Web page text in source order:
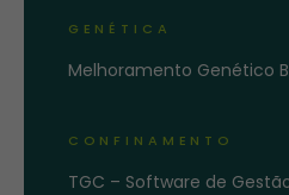
GENÉTICA
Melhoramento Genético
CONFINAMENTO
TGC – Software de